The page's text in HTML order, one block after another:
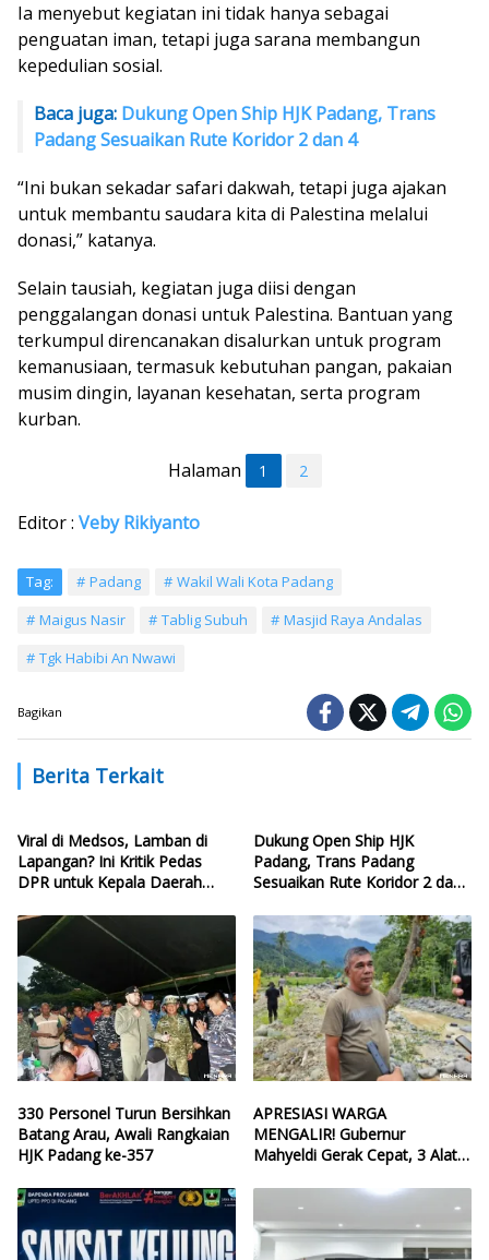
Ia menyebut kegiatan ini tidak hanya sebagai
penguatan iman, tetapi juga sarana membangun
kepedulian sosial.
Baca juga: Dukung Open Ship HJK Padang, Trans
Padang Sesuaikan Rute Koridor 2 dan 4
“Ini bukan sekadar safari dakwah, tetapi juga ajakan
untuk membantu saudara kita di Palestina melalui
donasi,” katanya.
Selain tausiah, kegiatan juga diisi dengan
penggalangan donasi untuk Palestina. Bantuan yang
terkumpul direncanakan disalurkan untuk program
kemanusiaan, termasuk kebutuhan pangan, pakaian
musim dingin, layanan kesehatan, serta program
kurban.
Halaman 1 2
Editor : Veby Rikiyanto
Tag: Padang
Wakil Wali Kota Padang
Maigus Nasir
Tablig Subuh
Masjid Raya Andalas
Tgk Habibi An Nwawi
Bagikan
Berita Terkait
Viral di Medsos, Lamban di
Lapangan? Ini Kritik Pedas
DPR untuk Kepala Daerah
Bencana
Dukung Open Ship HJK
Padang, Trans Padang
Sesuaikan Rute Koridor 2 dan
330 Personel Turun Bersihkan
Batang Arau, Awali Rangkaian
HJK Padang ke-357
APRESIASI WARGA
MENGALIR! Gubernur
Mahyeldi Gerak Cepat, 3 Alat
Guo